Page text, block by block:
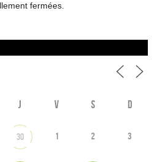
fermées.
J V S D
30 1 2 3